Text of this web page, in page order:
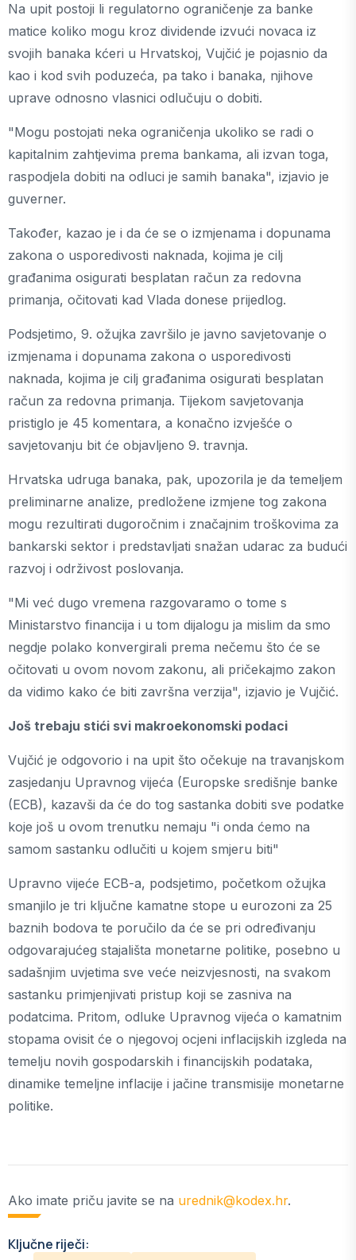
Na upit postoji li regulatorno ograničenje za banke
matice koliko mogu kroz dividende izvući novaca iz
svojih banaka kćeri u Hrvatskoj, Vujčić je pojasnio da
kao i kod svih poduzeća, pa tako i banaka, njihove
uprave odnosno vlasnici odlučuju o dobiti.
"Mogu postojati neka ograničenja ukoliko se radi o
kapitalnim zahtjevima prema bankama, ali izvan toga,
raspodjela dobiti na odluci je samih banaka", izjavio je
guverner.
Također, kazao je i da će se o izmjenama i dopunama
zakona o usporedivosti naknada, kojima je cilj
građanima osigurati besplatan račun za redovna
primanja, očitovati kad Vlada donese prijedlog.
Podsjetimo, 9. ožujka završilo je javno savjetovanje o
izmjenama i dopunama zakona o usporedivosti
naknada, kojima je cilj građanima osigurati besplatan
račun za redovna primanja. Tijekom savjetovanja
pristiglo je 45 komentara, a konačno izvješće o
savjetovanju bit će objavljeno 9. travnja.
Hrvatska udruga banaka, pak, upozorila je da temeljem
preliminarne analize, predložene izmjene tog zakona
mogu rezultirati dugoročnim i značajnim troškovima za
bankarski sektor i predstavljati snažan udarac za budući
razvoj i održivost poslovanja.
"Mi već dugo vremena razgovaramo o tome s
Ministarstvo financija i u tom dijalogu ja mislim da smo
negdje polako konvergirali prema nečemu što će se
očitovati u ovom novom zakonu, ali pričekajmo zakon
da vidimo kako će biti završna verzija", izjavio je Vujčić.
Još trebaju stići svi makroekonomski podaci
Vujčić je odgovorio i na upit što očekuje na travanjskom
zasjedanju Upravnog vijeća (Europske središnje banke
(ECB), kazavši da će do tog sastanka dobiti sve podatke
koje još u ovom trenutku nemaju "i onda ćemo na
samom sastanku odlučiti u kojem smjeru biti"
Upravno vijeće ECB-a, podsjetimo, početkom ožujka
smanjilo je tri ključne kamatne stope u eurozoni za 25
baznih bodova te poručilo da će se pri određivanju
odgovarajućeg stajališta monetarne politike, posebno u
sadašnjim uvjetima sve veće neizvjesnosti, na svakom
sastanku primjenjivati pristup koji se zasniva na
podatcima. Pritom, odluke Upravnog vijeća o kamatnim
stopama ovisit će o njegovoj ocjeni inflacijskih izgleda na
temelju novih gospodarskih i financijskih podataka,
dinamike temeljne inflacije i jačine transmisije monetarne
politike.
Ako imate priču javite se na urednik@kodex.hr.
Ključne riječi: